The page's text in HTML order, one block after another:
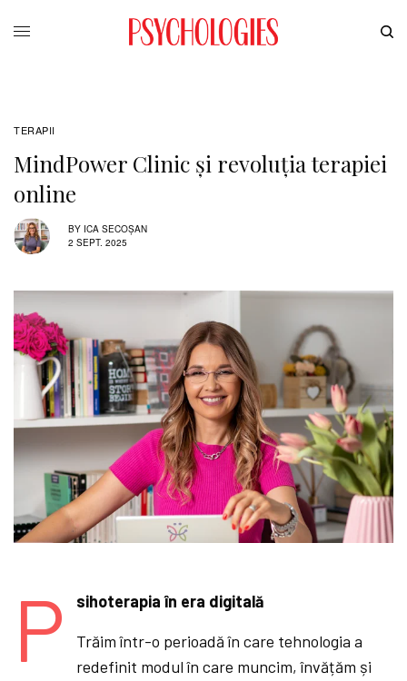
TERAPII
MindPower Clinic și revoluția terapiei
online
BY ICA SECOȘAN
2 SEPT. 2025
P
sihoterapia în era digitală
Trăim într-o perioadă în care tehnologia a
redefinit modul în care muncim, învățăm și